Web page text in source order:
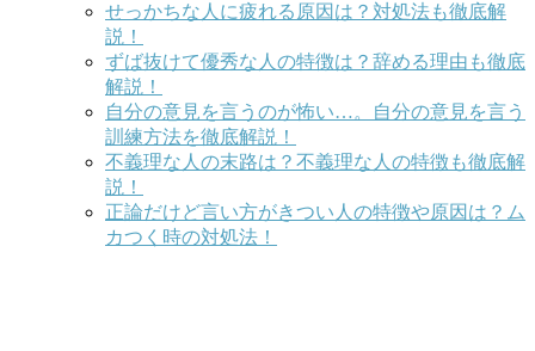
せっかちな人に疲れる原因は？対処法も徹底解
説！
ずば抜けて優秀な人の特徴は？辞める理由も徹底
解説！
自分の意見を言うのが怖い…。自分の意見を言う
訓練方法を徹底解説！
不義理な人の末路は？不義理な人の特徴も徹底解
説！
正論だけど言い方がきつい人の特徴や原因は？ム
カつく時の対処法！